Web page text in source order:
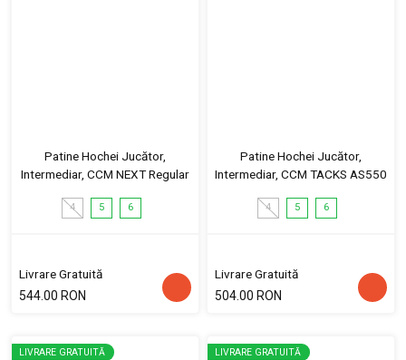
Patine Hochei Jucător,
Intermediar, CCM NEXT Regular
4 5 6
Livrare Gratuită
544.00 RON
Patine Hochei Jucător,
Intermediar, CCM TACKS AS550
4 5 6
Livrare Gratuită
504.00 RON
LIVRARE GRATUITĂ LIVRARE GRATUITĂ